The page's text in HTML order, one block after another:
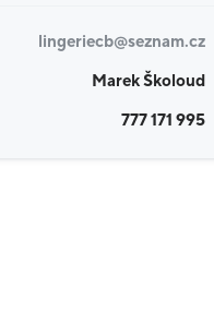
lingeriecb@seznam.cz
Marek Školoud
777 171 995